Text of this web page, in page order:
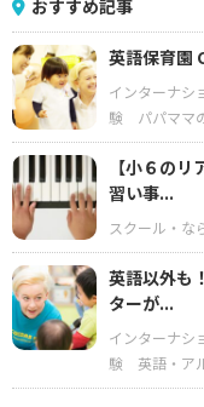
おすすめ記事
英語保育園
インターナシ
験
パパママ
【小６の
習い事...
スクール・な
英語以外も
ターが...
インターナシ
験
英語・ア